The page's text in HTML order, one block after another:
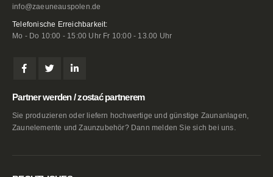
info@zaeuneauspolen.de
Telefonische Erreichbarkeit:
Mo - Do 10:00 - 15:00 Uhr Fr 10:00 - 13.00 Uhr
Partner werden / zostać partnerem
Sie produzieren oder liefern hochwertige und günstige Zaunanlagen,
Zaunelemente und Zaunzubehör? Dann melden Sie sich bei uns.